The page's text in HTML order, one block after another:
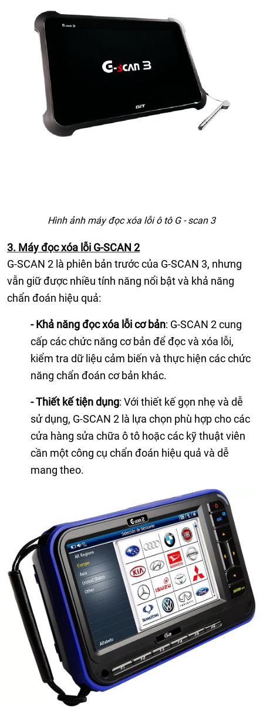
Hình ảnh máy đọc xóa lỗi ô tô G - scan 3
3. Máy đọc xóa lỗi G-SCAN 2
G-SCAN 2 là phiên bản trước của G-SCAN 3, nhưng
vẫn giữ được nhiều tính năng nổi bật và khả năng
chẩn đoán hiệu quả:
- Khả năng đọc xóa lỗi cơ bản: G-SCAN 2 cung
cấp các chức năng cơ bản để đọc và xóa lỗi,
kiểm tra dữ liệu cảm biến và thực hiện các chức
năng chẩn đoán cơ bản khác.
- Thiết kế tiện dụng: Với thiết kế gọn nhẹ và dễ
sử dụng, G-SCAN 2 là lựa chọn phù hợp cho các
cửa hàng sửa chữa ô tô hoặc các kỹ thuật viên
cần một công cụ chẩn đoán hiệu quả và dễ
mang theo.